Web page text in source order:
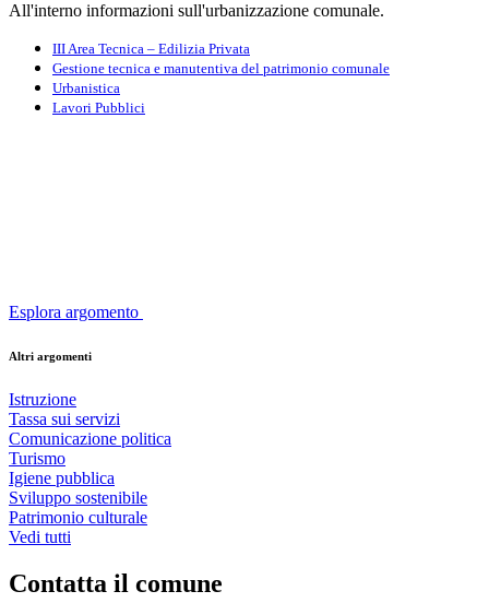
All'interno informazioni sull'urbanizzazione comunale.
III Area Tecnica – Edilizia Privata
Gestione tecnica e manutentiva del patrimonio comunale
Urbanistica
Lavori Pubblici
Esplora argomento
Altri argomenti
Istruzione
Tassa sui servizi
Comunicazione politica
Turismo
Igiene pubblica
Sviluppo sostenibile
Patrimonio culturale
Vedi tutti
Contatta il comune